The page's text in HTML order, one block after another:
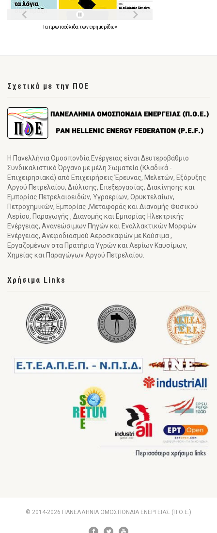
Τα πρωτοσέλιδα τωνεφημερίδων
Σχετικά με την ΠΟΕ
Η Πανελλήνια Ομοσπονδία Ενέργειας είναι Δευτεροβάθμιο
Συνδικαλιστικό Όργανο με μέλη Σωματεία (Κλαδικά -
Επιχειρησιακά) από Επιχειρήσεις Έρευνας, Μελετών, Εξόρυξης
Αργού Πετρελαίου, Διύλισης, Επεξεργασίας, Διακίνησης και
Εμπορίας Πετρελαιοειδών, Υγραερίων, Ορυκτελαίων,
Πετροχημικών, Εμπορίας ,Μεταφοράς και Διανομής Φυσικού
Αερίου, Παραγωγής , Διανομής και Εμπορίας Ηλεκτρικής
Ενέργειας, Ανανεώσιμων Πηγών και Εναλλακτικών Μορφών
Ενέργειας, Ανεφοδιασμού Αεροσκαφών με Καύσιμα ,
Εργαζομένων στα Πρατήρια Υγρών και Αερίων Καυσίμων,
Χημείας και Παραγώγων Αργού Πετρελαίου.
Χρήσιμα Links
© 2014-2026 ΠΑΝΕΛΛΗΝΙΑ ΟΜΟΣΠΟΝΔΙΑ ΕΝΕΡΓΕΙΑΣ (Π.Ο.Ε.)